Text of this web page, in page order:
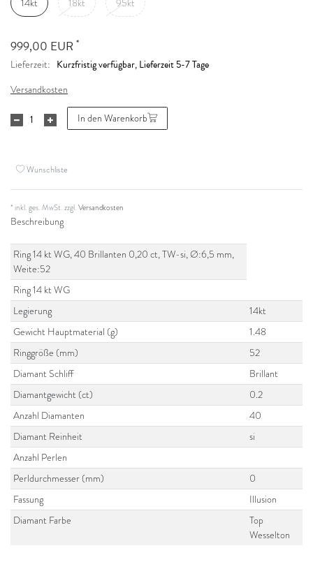
14kt 18kt 95kt
999,00 EUR *
Lieferzeit: Kurzfristig verfügbar, Lieferzeit 5-7 Tage
Versandkosten
In den Warenkorb
Wunschliste
* inkl. ges. MwSt. zzgl.Versandkosten
Beschreibung
Ring 14 kt WG, 40 Brillanten 0,20 ct, TW-si, Ø:6,5 mm,
Weite:52
Ring 14 kt WG
Legierung
14kt
Gewicht Hauptmaterial (g)
1.48
Ringgröße (mm)
52
Diamant Schliff
Brillant
Diamantgewicht (ct)
0.2
Anzahl Diamanten
40
Diamant Reinheit
si
Anzahl Perlen
Perldurchmesser (mm)
0
Fassung
Illusion
Diamant Farbe
Top
Wesselton